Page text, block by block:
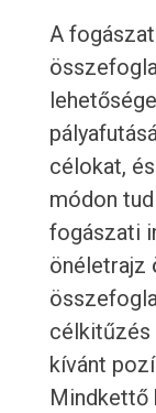
A
célokat,
módon
fogászati
önéletrajz
célkitűzés
kívánt
Mindkettő